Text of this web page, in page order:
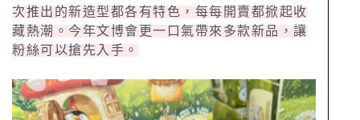
次推出的新造型都各有特色，每每開賣都掀起收
藏熱潮。今年文博會更一口氣帶來多款新品，讓
粉絲可以搶先入手。